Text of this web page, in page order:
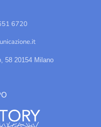
6720
58 20154 Milano